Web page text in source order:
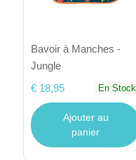
Bavoir à Manches -
Jungle
€ 18,95
En Stock
Ajouter au
panier